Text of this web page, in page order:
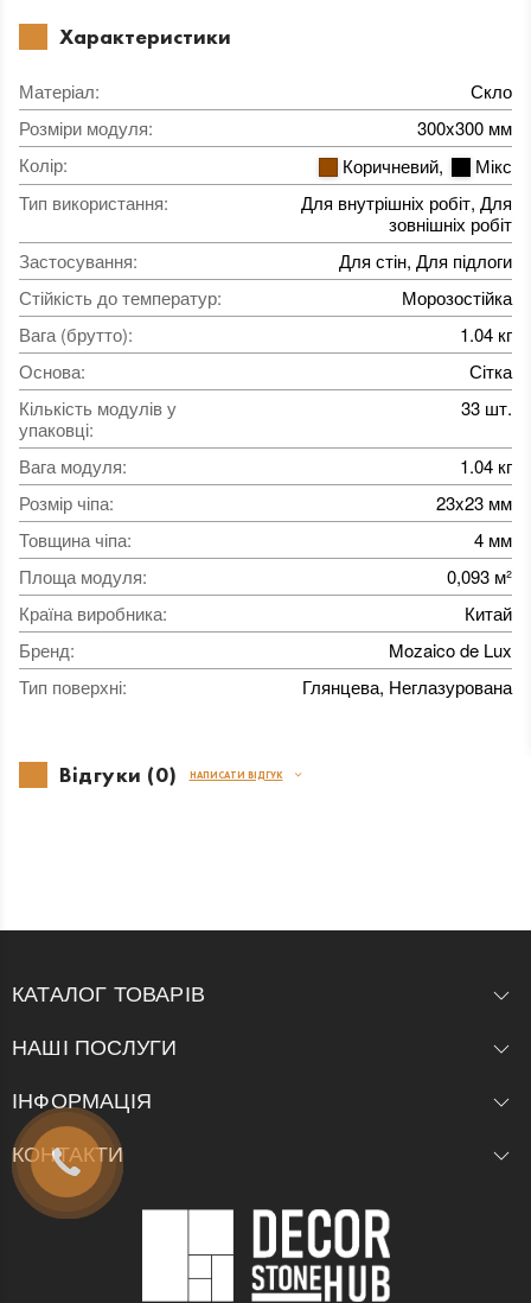
Характеристики
Матеріал:
Скло
Розміри модуля:
300x300 мм
Колір: Коричневий,
Мікс
Тип використання:
Для внутрішніх робіт, Для
зовнішніх робіт
Застосування:
Для стін, Для підлоги
Стійкість до температур:
Морозостійка
Вага (брутто):
1.04 кг
Основа:
Сітка
Кількість модулів у
упаковці:
33 шт.
Вага модуля:
1.04 кг
Розмір чіпа:
23x23 мм
Товщина чіпа:
4 мм
Площа модуля:
0,093 м²
Країна виробника:
Китай
Бренд:
Mozaico de Lux
Тип поверхні: Глянцева, Неглазурована
Відгуки (0) НАПИСАТИ ВІДГУК
КАТАЛОГ ТОВАРІВ
НАШІ ПОСЛУГИ
ІНФОРМАЦІЯ
КОНТАКТИ